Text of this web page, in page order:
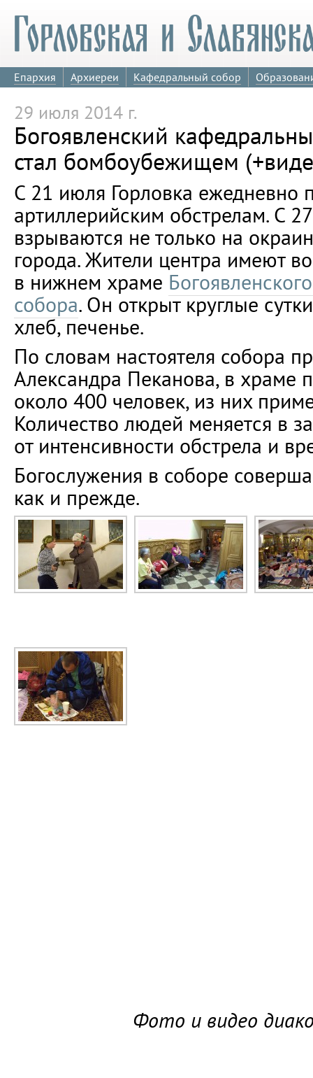
Епархия Архиереи Кафедральный собор
29 июля 2014 г.
Богоявленский
стал бомбоубежищем
С 21 июля Горловка ежедневно
артиллерийским обстрелам. С
взрываются не только на
города. Жители центра имеют
в нижнем храме
собора. Он открыт круглые
хлеб, печенье.
По словам настоятеля собора
Александра Пеканова, в храме
около 400 человек, из них
Количество людей меняется в
от интенсивности обстрела и
Богослужения в соборе
как и прежде.
Фото и видео